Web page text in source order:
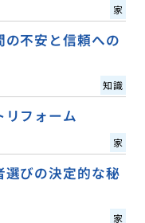
家
の不安と信頼への
知識
リフォーム
家
選びの決定的な秘
家